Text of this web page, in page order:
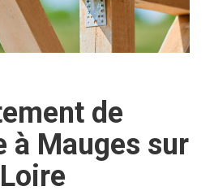
de
à Mauges sur
Loire